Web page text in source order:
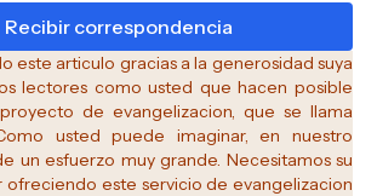
este articulo gracias a la generosidad suya
lectores como usted que hacen posible
de evangelizacion, que se llama
usted puede imaginar, en nuestro
un esfuerzo muy grande. Necesitamos su
ofreciendo este servicio de evangelizacion